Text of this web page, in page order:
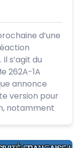
d’une
s’agit du
262A-1A
annonce
version pour
notamment